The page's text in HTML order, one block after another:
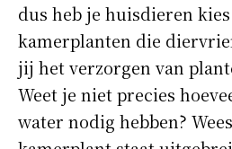
dus heb je huisdieren
kamerplanten die
jij het verzorgen van
Weet je niet precies
water nodig hebben?